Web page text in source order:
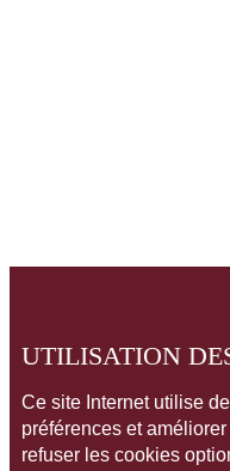
UTILISATION
Ce site Internet utilise
préférences et
refuser les cookies